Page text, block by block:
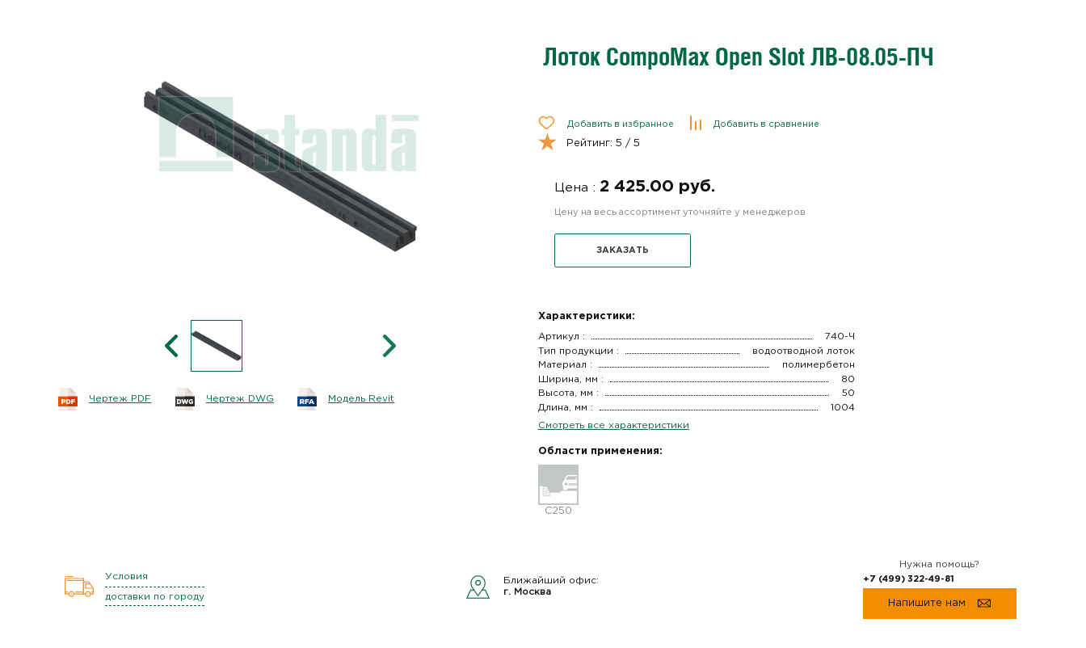
Лоток CompoMax Open Slot ЛВ-08.05-ПЧ
Чертеж PDF Чертеж DWG Модель Revit
Добавить в избранное Добавить в сравнение
Рейтинг: 5 / 5
Цена : 2 425.00 руб.
Цену на весь ассортимент уточняйте у менеджеров
ЗАКАЗАТЬ
Характеристики:
Артикул :
740-Ч
Тип продукции :
водоотводной лоток
Материал :
полимербетон
Ширина, мм :
80
Высота, мм :
50
Длина, мм :
1004
Смотреть все характеристики
Области применения:
C250
Условия
доставки по городу
Ближайший офис:
г. Москва
Нужна помощь?
+7 (499) 322-49-81
Напишите нам